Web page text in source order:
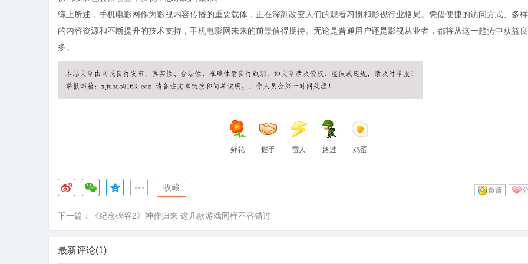
综上所述，手机电影网作为影视内容传播的重要载体，正在深刻改变人们的观看习惯和影视行业格局。凭借便捷的访问方式、多
的内容资源和不断提升的技术支持，手机电影网未来的前景值得期待。无论是普通用户还是影视从业者，都将从这一趋势中获益良
多。
鲜花 握手 雷人 路过 鸡蛋
收藏 邀请
下一篇： 《纪念碑谷2》神作归来 这几款游戏同样不容错过
最新评论(1)